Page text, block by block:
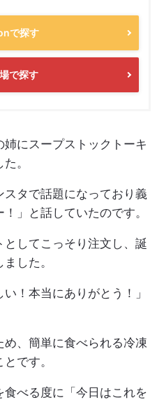
で探す
で探す
にスープストックトーキ
。
タで話題になっており義
」と話していたのです。
してこっそり注文し、誕
した。
！本当にありがとう！」
、簡単に食べられる冷凍
です。
べる度に「今日はこれを